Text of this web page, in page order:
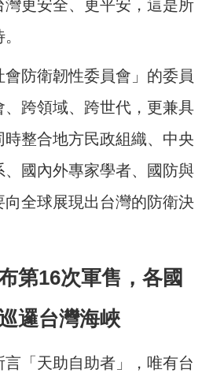
灣更安全、更平安，這是所
防衛韌性委員會」的委員
、跨領域、跨世代，更兼具
整合地方民政組織、中央
、國內外專家學者、國防與
向全球展現出台灣的防衛決
第16次軍售，各國
邏台灣海峽
言「天助自助者」，唯有台